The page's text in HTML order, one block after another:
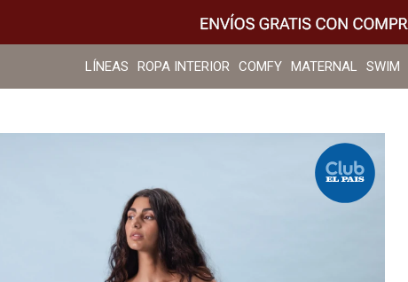
LÍNEAS ROPA INTERIOR COMFY MATERNAL SWIM